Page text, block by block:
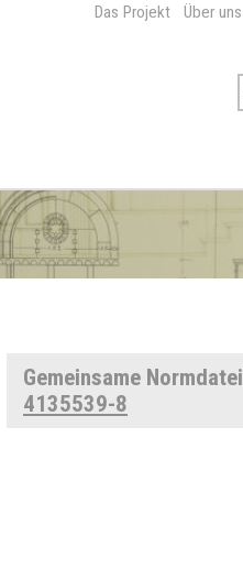
Das Projekt Über uns
Gemeinsame Normdatei
4135539-8